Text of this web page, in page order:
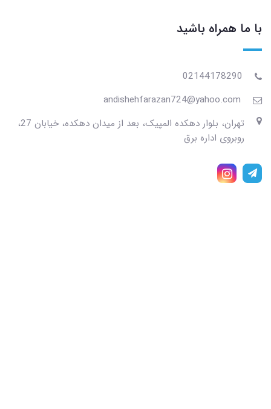
با ما همراه باشید
02144178290
andishehfarazan724@yahoo.com
تهران، بلوار دهکده المپیک، بعد از میدان دهکده، خیابان 27،
روبروی اداره برق